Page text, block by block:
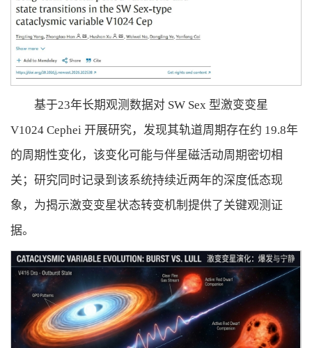
基于23年长期观测数据对 SW Sex 型激变变星
V1024 Cephei 开展研究，发现其轨道周期存在约 19.8年
的周期性变化，该变化可能与伴星磁活动周期密切相
关；研究同时记录到该系统持续近两年的深度低态现
象，为揭示激变变星状态转变机制提供了关键观测证
据。